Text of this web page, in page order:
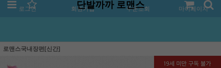
로그인 회원가입 주문조회 마이페이지
단발까까 로맨스
로맨스국내장편[신간]